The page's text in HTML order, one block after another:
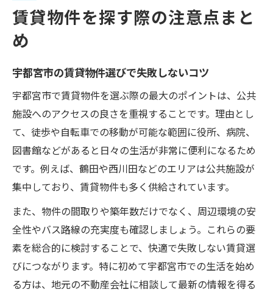
賃貸物件を探す際の注意点まと
め
宇都宮市の賃貸物件選びで失敗しないコツ
宇都宮市で賃貸物件を選ぶ際の最大のポイントは、公共
施設へのアクセスの良さを重視することです。理由とし
て、徒歩や自転車での移動が可能な範囲に役所、病院、
図書館などがあると日々の生活が非常に便利になるため
です。例えば、鶴田や西川田などのエリアは公共施設が
集中しており、賃貸物件も多く供給されています。
また、物件の間取りや築年数だけでなく、周辺環境の安
全性やバス路線の充実度も確認しましょう。これらの要
素を総合的に検討することで、快適で失敗しない賃貸選
びにつながります。特に初めて宇都宮市での生活を始め
る方は、地元の不動産会社に相談して最新の情報を得る